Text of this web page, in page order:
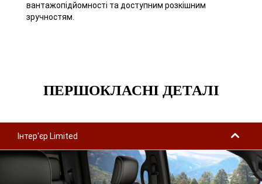
вантажопідйомності та доступним розкішним
зручностям.
ПЕРШОКЛАСНІ ДЕТАЛІ
Інтер'єр Limited